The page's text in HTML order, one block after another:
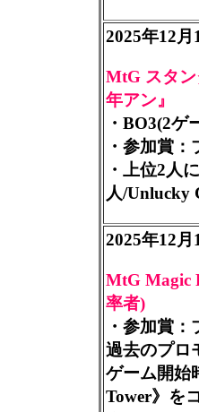
2025年12月
MtG スタ
年アン』
・BO3(2
・参加賞
・上位2人
人/Unlucky
2025年12月
MtG Magic
率者)
・参加賞
過去のプロ
ゲーム開始
Tower》を